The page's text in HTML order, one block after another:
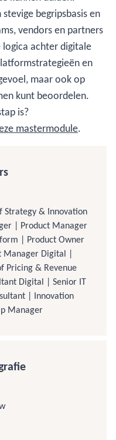
begripsbasis en
vendors en partners
achter digitale
en
maar ook op
kunt beoordelen.
is?
mastermodule.
& Innovation
| Product Manager
| Product Owner
Manager Digital |
Pricing & Revenue
Digital | Senior IT
| Innovation
Manager